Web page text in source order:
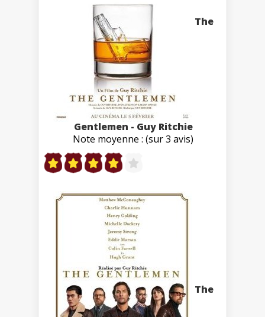
The
Gentlemen - Guy Ritchie
Note moyenne : (sur 3 avis)
The